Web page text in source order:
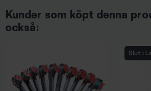
Kunder som köpt denna
också:
Slut i